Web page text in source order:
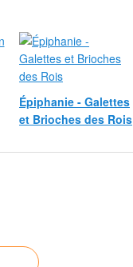
Épiphanie - Galettes
et Brioches des Rois